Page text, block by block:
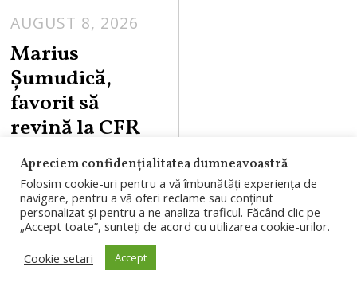
AUGUST 8, 2026
Marius
Șumudică,
favorit să
revină la CFR
Cluj. Cinci
jucători ar
putea pleca din
Gruia
Marius Șumudică
Apreciem confidențialitatea dumneavoastră
Folosim cookie-uri pentru a vă îmbunătăți experiența de
navigare, pentru a vă oferi reclame sau conținut
personalizat și pentru a ne analiza traficul. Făcând clic pe
„Accept toate”, sunteți de acord cu utilizarea cookie-urilor.
Cookie setari
Accept